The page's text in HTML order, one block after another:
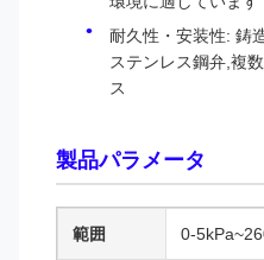
耐久性・安装性: 鋳
ステンレス鋼弁,複
ス
製品パラメータ
範囲 0-